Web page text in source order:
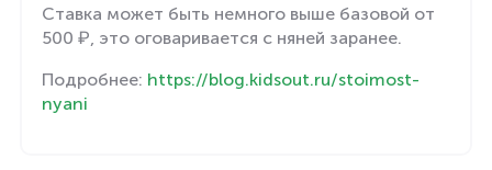
Ставка может быть немного выше базовой от
500 ₽, это оговаривается с няней заранее.
Подробнее: https://blog.kidsout.ru/stoimost-
nyani